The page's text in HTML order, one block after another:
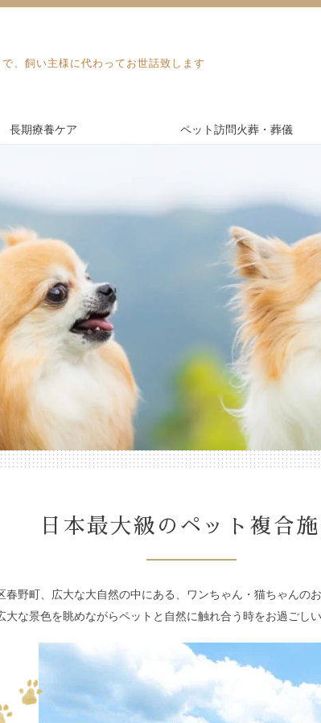
、飼い主様に代わってお世話致します
長期療養ケア ペット訪問火葬・葬儀
長期療養ケア
ドッグラン
施設紹介
ブログ
日本最大級のペット複合
春野町、広大な大自然の中にある、ワンちゃん・猫ちゃんの
大な景色を眺めながらペットと自然に触れ合う時をお過ごしい